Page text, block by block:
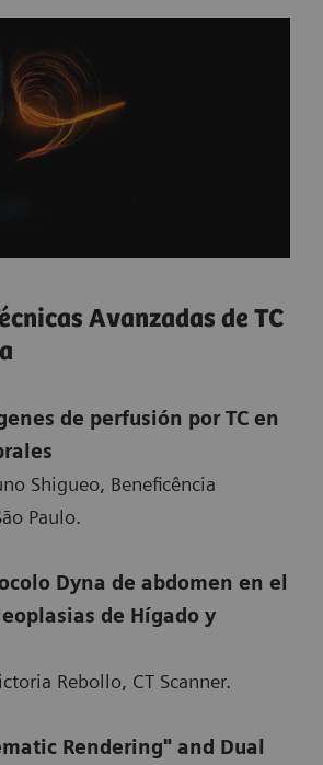
Avanzadas de TC
de perfusión por TC en
Shigueo, Beneficência
Paulo.
Dyna de abdomen en el
de Hígado y
Rebollo, CT Scanner.
Rendering" and Dual